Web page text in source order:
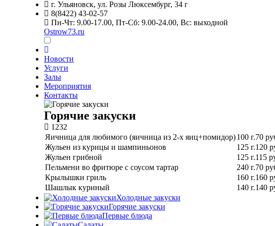
г. Ульяновск, ул. Розы Люксембург, 34 г
8(8422) 43-02-57
Пн-Чт: 9.00-17.00, Пт-Сб: 9.00-24.00, Вс: выходной
Ostrow73.ru
Новости
Услуги
Залы
Мероприятия
Контакты
Горячие закуски
1232
Яичница для любимого (яичница из 2-х яиц+помидор)100 г.70
Жульен из курицы и шампиньонов
125 г.120
Жульен грибной
125 г.115
Пельмени во фритюре с соусом тартар
240 г.70
Крылышки гриль
160 г.160
Шашлык куриный
140 г.140
Холодные закуски
Горячие закуски
Первые блюда